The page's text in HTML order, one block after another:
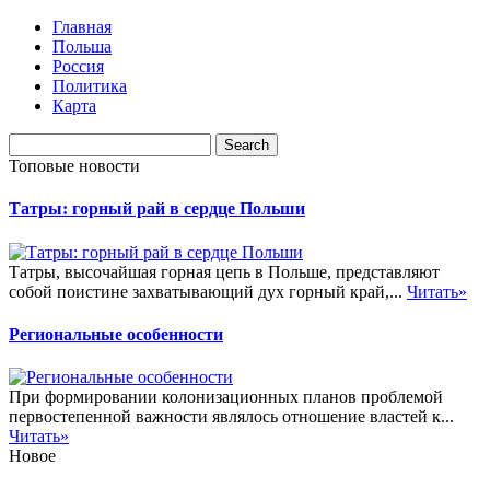
Главная
Польша
Россия
Политика
Карта
Топовые новости
Татры: горный рай в сердце Польши
Татры, высочайшая горная цепь в Польше, представляют
собой поистине захватывающий дух горный край,... Читать»
Региональные особенности
При формировании колонизационных планов проблемой
первостепенной важности являлось отношение властей к...
Читать»
Новое